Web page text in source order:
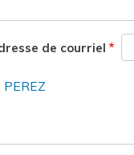
de courriel